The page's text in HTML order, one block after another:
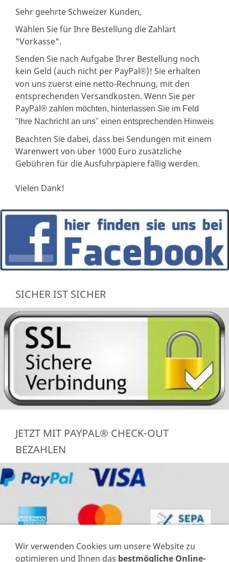
Sehr geehrte Schweizer Kunden,
Wählen Sie für Ihre Bestellung die Zahlart
"Vorkasse".
Senden Sie nach Aufgabe Ihrer Bestellung noch
kein Geld (auch nicht per PayPal®)! Sie erhalten
von uns zuerst eine netto-Rechnung, mit den
entsprechenden Versandkosten. Wenn Sie per
PayPal® zahlen möchten, hinterlassen Sie im Feld
"Ihre Nachricht an uns" einen entsprechenden Hinweis
Beachten Sie dabei, dass bei Sendungen mit einem
Warenwert von über 1000 Euro zusätzliche
Gebühren für die Ausfuhrpapiere fällig werden.
Vielen Dank!
SICHER IST SICHER
JETZT MIT PAYPAL® CHECK-OUT
BEZAHLEN
Wir verwenden Cookies um unsere Website zu
optimieren und Ihnen das bestmögliche Online-